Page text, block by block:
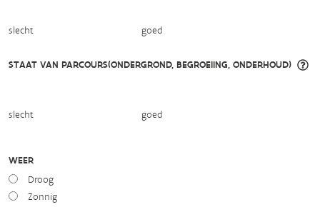
slecht goed
STAAT VAN PARCOURS(ONDERGROND, BEGROEIING, ONDERHOUD)
slecht goed
WEER
Droog
Zonnig